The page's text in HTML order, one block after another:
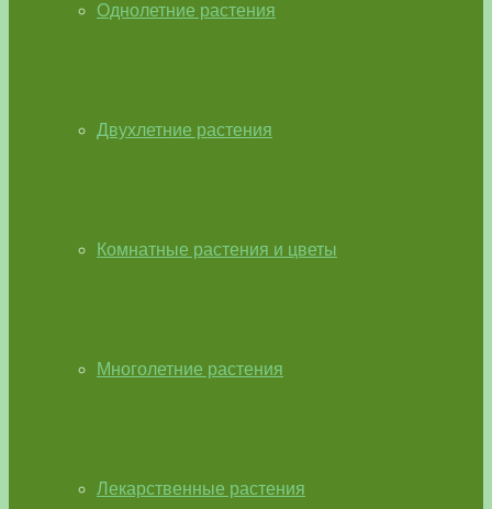
Однолетние растения
Двухлетние растения
Комнатные растения и цветы
Многолетние растения
Лекарственные растения